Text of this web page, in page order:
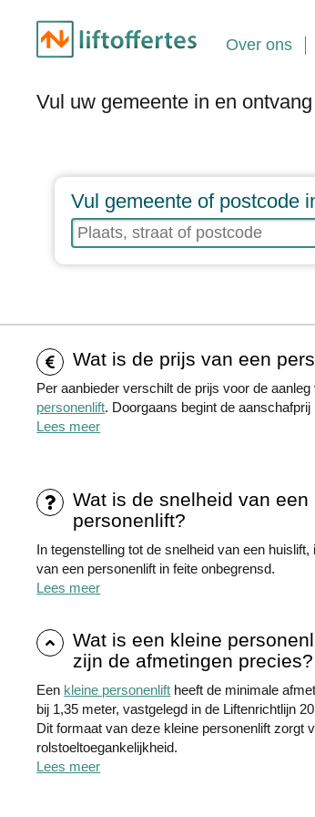
Over ons
Vul uw gemeente in en
Vul gemeente of postcode
Wat is de prijs van een
Per aanbieder verschilt de prijs voor de aanleg
personenlift. Doorgaans begint de aanschafprij
Lees meer
Wat is de snelheid van een
personenlift?
In tegenstelling tot de snelheid van een huislift,
van een personenlift in feite onbegrensd.
Lees meer
Wat is een kleine
zijn de afmetingen precies?
Een kleine personenlift heeft de minimale
bij 1,35 meter, vastgelegd in de Liftenrichtlijn
Dit formaat van deze kleine personenlift zorgt
rolstoeltoegankelijkheid.
Lees meer